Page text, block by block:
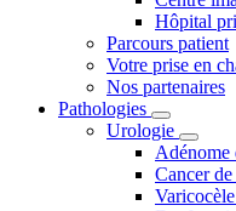
Hôpital
Parcours patient
Votre prise en
Nos partenaires
Pathologies
Urologie
Adénome
Cancer